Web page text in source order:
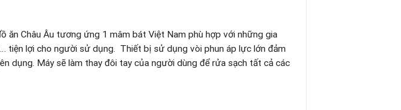
ăn Châu Âu tương ứng 1 mâm bát Việt Nam phù hợp với những gia
tiện lợi cho người sử dụng. Thiết bị sử dụng vòi phun áp lực lớn đảm
dụng. Máy sẽ làm thay đôi tay của người dùng để rửa sạch tất cả các